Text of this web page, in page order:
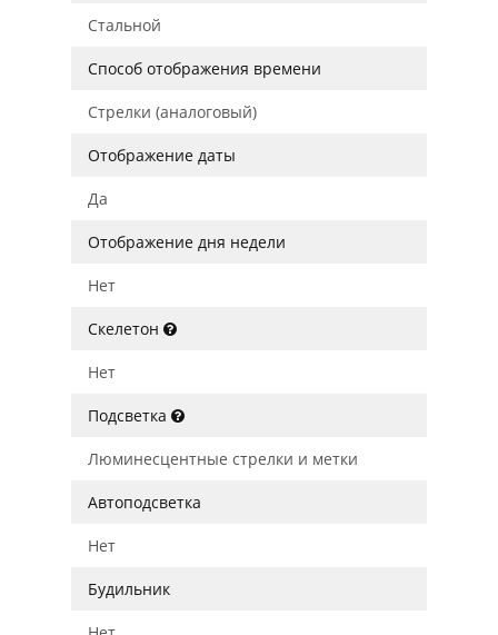
Стальной
Способ отображения времени
Стрелки (аналоговый)
Отображение даты
Да
Отображение дня недели
Нет
Скелетон
Нет
Подсветка
Люминесцентные стрелки и метки
Автоподсветка
Нет
Будильник